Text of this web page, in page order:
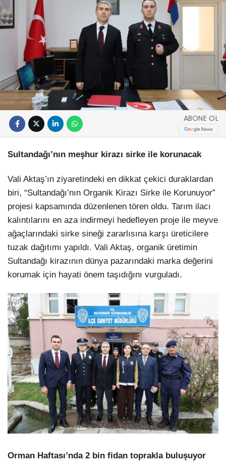
ABONE OL
Sultandağı’nın meşhur kirazı sirke ile korunacak
Vali Aktaş’ın ziyaretindeki en dikkat çekici duraklardan
biri, “Sultandağı’nın Organik Kirazı Sirke ile Korunuyor”
projesi kapsamında düzenlenen tören oldu. Tarım ilacı
kalıntılarını en aza indirmeyi hedefleyen proje ile meyve
ağaçlarındaki sirke sineği zararlısına karşı üreticilere
tuzak dağıtımı yapıldı. Vali Aktaş, organik üretimin
Sultandağı kirazının dünya pazarındaki marka değerini
korumak için hayati önem taşıdığını vurguladı.
Orman Haftası’nda 2 bin fidan toprakla buluşuyor